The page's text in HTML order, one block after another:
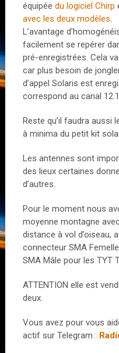
équipée du logiciel Chirp
avec les deux modèles.
L’avantage
facilement se repérer
pré-enregistrées. Cela
car plus besoin de
d’appel Solaris est
correspond au canal
Reste qu’il faudra aussi
à minima du petit kit
Les antennes sont
des lieux certaines
d’autres.
Pour le moment nous
moyenne montagne
distance à vol d’oiseau,
connecteur SMA
SMA Mâle pour les TYT
ATTENTION elle est
deux.
Vous avez pour vous
actif sur Telegram :